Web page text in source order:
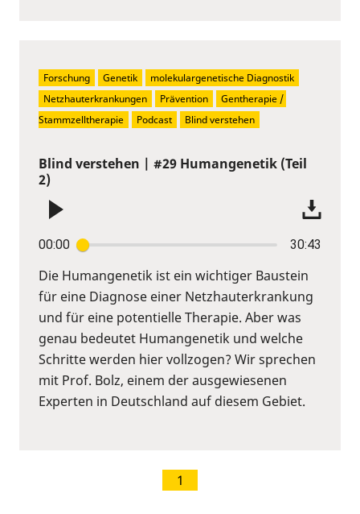
Blind verstehen | #29 Humangenetik (Teil
2)
00:00 30:43
Die Humangenetik ist ein wichtiger Baustein
für eine Diagnose einer Netzhauterkrankung
und für eine potentielle Therapie. Aber was
genau bedeutet Humangenetik und welche
Schritte werden hier vollzogen? Wir sprechen
mit Prof. Bolz, einem der ausgewiesenen
Experten in Deutschland auf diesem Gebiet.
Forschung Genetik
molekulargenetische Diagnostik
Netzhauterkrankungen
Prävention
Gentherapie /
Stammzelltherapie
Podcast Blind verstehen
1